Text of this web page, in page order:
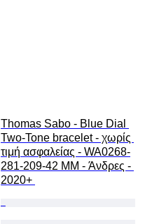
Thomas Sabo - Blue Dial
Two-Tone bracelet - χωρίς
τιμή ασφαλείας - WA0268-
281-209-42 MM - Άνδρες -
2020+